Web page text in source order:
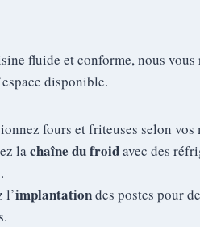
fluide et conforme, nous
disponible.
fours et friteuses selon vos
lachaîne du froidavec des
l’implantationdes postes pour